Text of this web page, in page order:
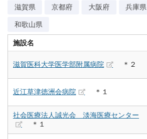
滋賀県 京都府 大阪府 兵庫県
和歌山県
施設名
滋賀医科大学医学部附属病院 ＊２
近江草津徳洲会病院 ＊１
社会医療法人誠光会 淡海医療センター
＊１